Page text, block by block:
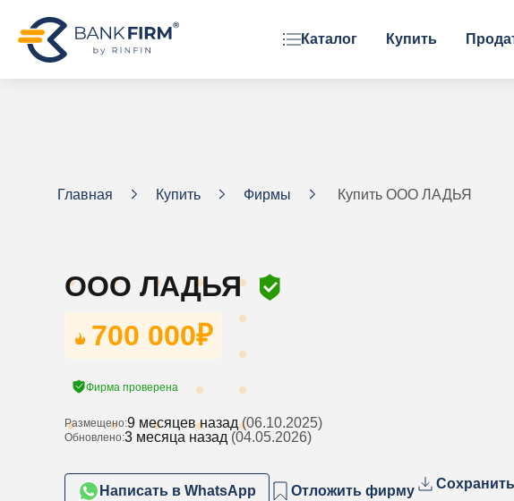
Каталог Купить
ЗАО
С расчётным
Главная Купить Фирмы Купить ООО ЛАДЬЯ
ООО ЛАДЬЯ
700 000₽
Фирма проверена
Размещено:9 месяцев назад (06.10.2025)
Обновлено:3 месяца назад (04.05.2026)
Написать в WhatsApp Отложить фирму